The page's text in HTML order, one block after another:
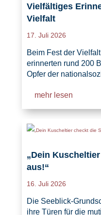
Vielfältiges
Vielfalt
17. Juli 2026
Beim Fest der
erinnerten rund 200
Opfer der
mehr lesen
„Dein
aus!“
16. Juli 2026
Die Seeblick-
ihre Türen für die